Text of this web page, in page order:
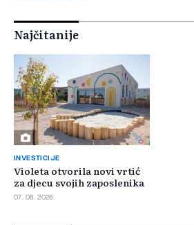
Najčitanije
INVESTICIJE
Violeta otvorila novi vrtić
za djecu svojih zaposlenika
07. 08. 2026.